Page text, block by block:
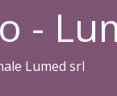
-
Lumed srl